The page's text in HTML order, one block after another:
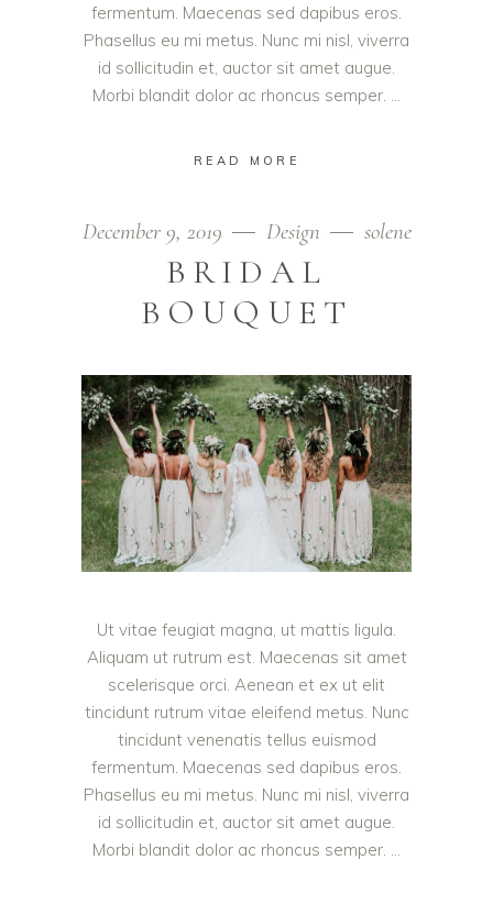
fermentum. Maecenas sed dapibus eros.
Phasellus eu mi metus. Nunc mi nisl, viverra
id sollicitudin et, auctor sit amet augue.
Morbi blandit dolor ac rhoncus semper.
READ MORE
December 9, 2019 Design solene
BRIDAL
BOUQUET
Ut vitae feugiat magna, ut mattis ligula.
Aliquam ut rutrum est. Maecenas sit amet
scelerisque orci. Aenean et ex ut elit
tincidunt rutrum vitae eleifend metus. Nunc
tincidunt venenatis tellus euismod
fermentum. Maecenas sed dapibus eros.
Phasellus eu mi metus. Nunc mi nisl, viverra
id sollicitudin et, auctor sit amet augue.
Morbi blandit dolor ac rhoncus semper.